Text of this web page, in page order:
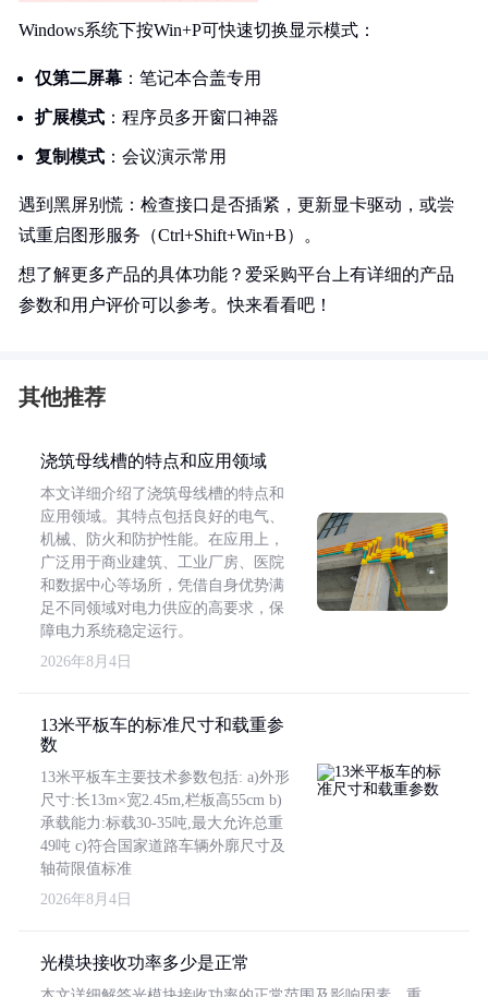
Windows系统下按Win+P可快速切换显示模式：
仅第二屏幕 ：笔记本合盖专用
扩展模式 ：程序员多开窗口神器
复制模式 ：会议演示常用
遇到黑屏别慌：检查接口是否插紧，更新显卡驱动，或尝
试重启图形服务（Ctrl+Shift+Win+B）。
想了解更多产品的具体功能？爱采购平台上有详细的产品
参数和用户评价可以参考。快来看看吧！
其他推荐
浇筑母线槽的特点和应用领域
本文详细介绍了浇筑母线槽的特点和
应用领域。其特点包括良好的电气、
机械、防火和防护性能。在应用上，
广泛用于商业建筑、工业厂房、医院
和数据中心等场所，凭借自身优势满
足不同领域对电力供应的高要求，保
障电力系统稳定运行。
2026年8月4日
13米平板车的标准尺寸和载重参
数
13米平板车主要技术参数包括: a)外形
尺寸:长13m×宽2.45m,栏板高55cm b)
承载能力:标载30-35吨,最大允许总重
49吨 c)符合国家道路车辆外廓尺寸及
轴荷限值标准
2026年8月4日
光模块接收功率多少是正常